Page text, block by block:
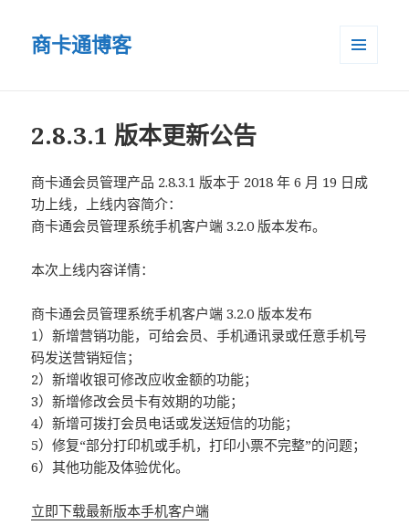
商卡通博客
2.8.3.1 版本更新公告
商卡通会员管理产品 2.8.3.1 版本于 2018 年 6 月 19 日成
功上线，上线内容简介：
商卡通会员管理系统手机客户端 3.2.0 版本发布。
本次上线内容详情：
商卡通会员管理系统手机客户端 3.2.0 版本发布
1）新增营销功能，可给会员、手机通讯录或任意手机号
码发送营销短信；
2）新增收银可修改应收金额的功能；
3）新增修改会员卡有效期的功能；
4）新增可拨打会员电话或发送短信的功能；
5）修复“部分打印机或手机，打印小票不完整”的问题；
6）其他功能及体验优化。
立即下载最新版本手机客户端